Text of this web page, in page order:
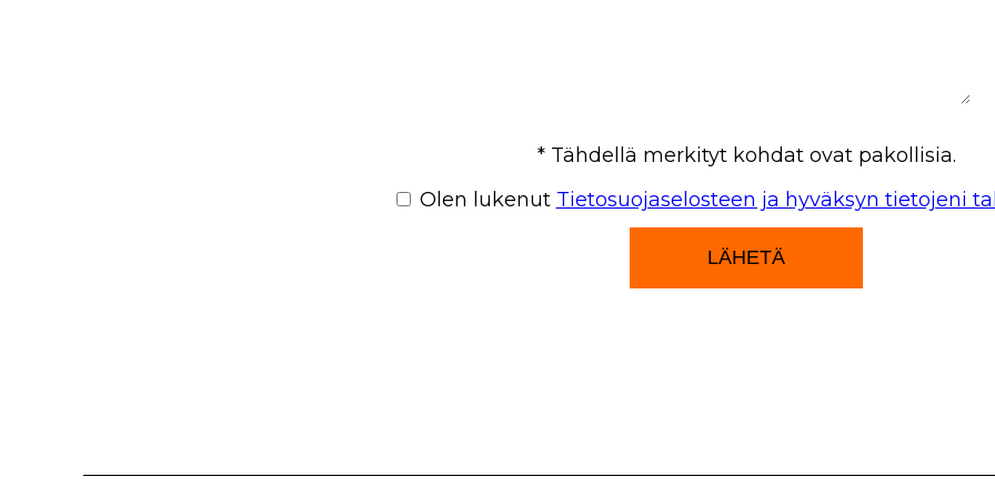
* Tähdellä merkityt kohdat ovat pakollisia.
Olen lukenut Tietosuojaselosteen ja hyväksyn tietojeni